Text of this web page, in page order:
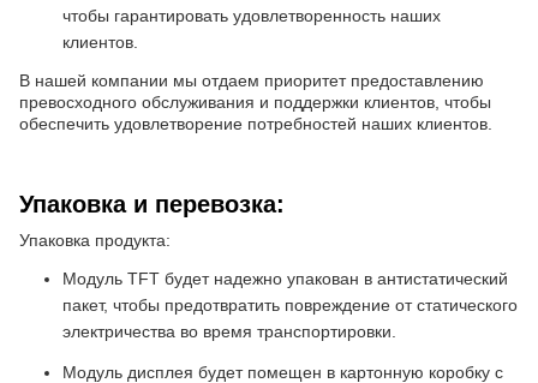
чтобы гарантировать удовлетворенность наших
клиентов.
В нашей компании мы отдаем приоритет предоставлению
превосходного обслуживания и поддержки клиентов, чтобы
обеспечить удовлетворение потребностей наших клиентов.
Упаковка и перевозка:
Упаковка продукта:
Модуль TFT будет надежно упакован в антистатический
пакет, чтобы предотвратить повреждение от статического
электричества во время транспортировки.
Модуль дисплея будет помещен в картонную коробку с